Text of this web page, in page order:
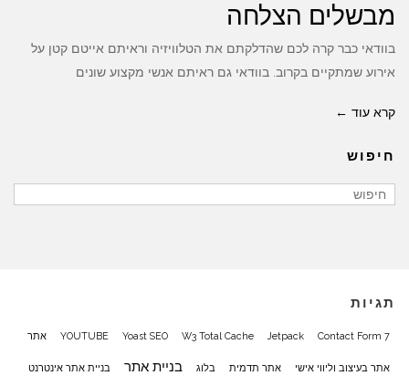
מבשלים הצלחה
בוודאי כבר קרה לכם שהדלקתם את הטלוויזיה וראיתם אייטם קטן על
אירוע שמתקיים בקרוב. בוודאי גם ראיתם אנשי מקצוע שונים
קרא עוד ←
חיפוש
תגיות
Contact Form 7
Jetpack
W3 Total Cache
Yoast SEO
YOUTUBE אתר
אתר בעיצוב וליווי אישי אתר תדמית בלוג בניית אתר בניית אתר אינטרנט